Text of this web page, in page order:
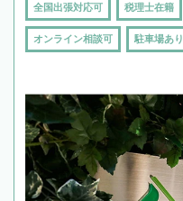
全国出張対応可 税理士在籍
オンライン相談可 駐車場あり